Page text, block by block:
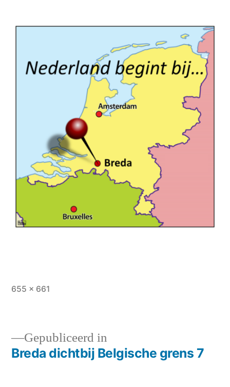
Volledige
655 × 661
Bericht
Gepubliceerd in
Breda dichtbij Belgische grens 7